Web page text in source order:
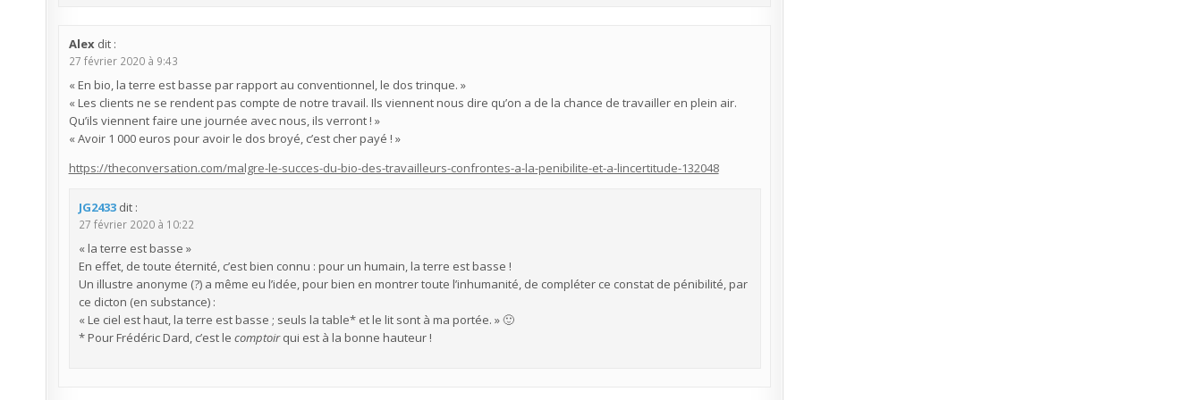
Alex dit :
27 février 2020 à 9:43
« En bio, la terre est basse par rapport au conventionnel, le dos trinque. »
« Les clients ne se rendent pas compte de notre travail. Ils viennent nous dire qu’on a de la chance de travailler en plein air.
Qu’ils viennent faire une journée avec nous, ils verront ! »
« Avoir 1 000 euros pour avoir le dos broyé, c’est cher payé ! »
https://theconversation.com/malgre-le-succes-du-bio-des-travailleurs-confrontes-a-la-penibilite-et-a-lincertitude-132048
JG2433 dit :
27 février 2020 à 10:22
« la terre est basse »
En effet, de toute éternité, c’est bien connu : pour un humain, la terre est basse !
Un illustre anonyme (?) a même eu l’idée, pour bien en montrer toute l’inhumanité, de compléter ce constat de pénibilité, par
ce dicton (en substance) :
« Le ciel est haut, la terre est basse ; seuls la table* et le lit sont à ma portée. » 🙂
* Pour Frédéric Dard, c’est le comptoirqui est à la bonne hauteur !